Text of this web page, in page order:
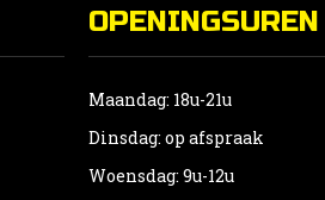
OPENINGSUREN
Maandag: 18u-21u
Dinsdag: op afspraak
Woensdag: 9u-12u